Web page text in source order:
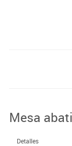
Mesa
Detalles